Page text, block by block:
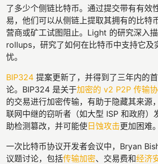
了多少个侧链比特币。通过提交带有有效
易，他们可以从侧链上提取其拥有的比特
营商或矿工试图阻止。Light 的研究深入
rollups，研究了如何在比特币中支持它及
忧。
BIP324 提案更新了，并得到了三年内的
论。BIP324 是关于加密的 v2 P2P 传输
的交易进行加密传输，有助于隐藏其来源
联网中继的窃听者（如大型 ISP 和政府）
助检测篡改，并可能使日蚀攻击更加困难。
一次比特币协议开发者会议中，Bryan
议题讨论，包括传输加密、交易费和经济